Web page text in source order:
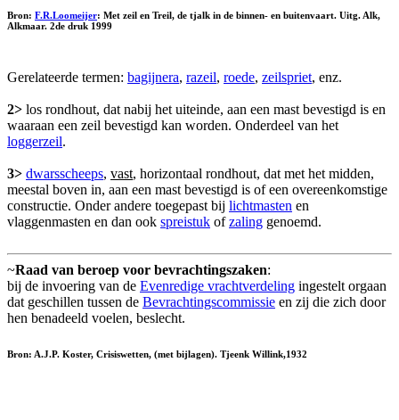
Bron: F.R.Loomeijer: Met zeil en Treil, de tjalk in de binnen- en buitenvaart. Uitg. Alk,
Alkmaar. 2de druk 1999
Gerelateerde termen: bagijnera, razeil, roede, zeilspriet, enz.
2> los rondhout, dat nabij het uiteinde, aan een mast bevestigd is en
waaraan een zeil bevestigd kan worden. Onderdeel van het
loggerzeil.
3> dwarsscheeps, vast, horizontaal rondhout, dat met het midden,
meestal boven in, aan een mast bevestigd is of een overeenkomstige
constructie. Onder andere toegepast bij lichtmasten en
vlaggenmasten en dan ook spreistuk ofzaling genoemd.
~Raad van beroep voor bevrachtingszaken:
bij de invoering van de Evenredige vrachtverdeling ingestelt orgaan
dat geschillen tussen de Bevrachtingscommissie en zij die zich door
hen benadeeld voelen, beslecht.
Bron: A.J.P. Koster, Crisiswetten, (met bijlagen). Tjeenk Willink,1932